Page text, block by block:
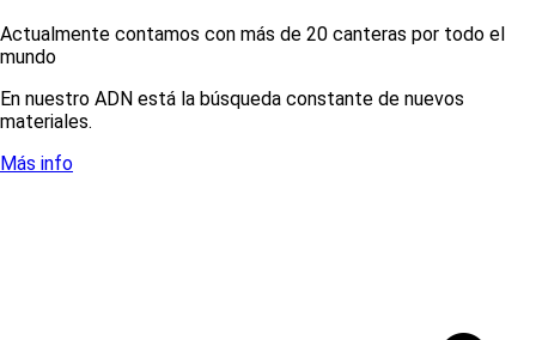
Actualmente contamos con más de 20 canteras por todo el
mundo
En nuestro ADN está la búsqueda constante de nuevos
materiales.
Más info